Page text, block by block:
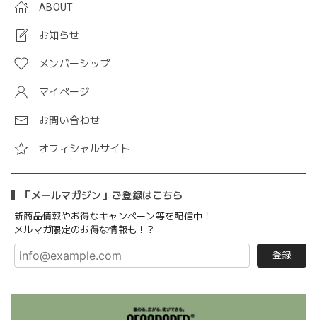
ABOUT
お知らせ
メンバーシップ
マイページ
お問い合わせ
オフィシャルサイト
「メールマガジン」ご登録はこちら
新商品情報やお得なキャンペーン等を配信中！
メルマガ限定のお得な情報も！？
登録